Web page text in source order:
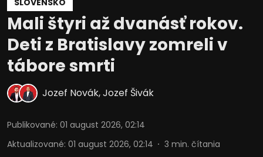
Mali štyri až dvanásť rokov.
Deti z Bratislavy zomreli v
tábore smrti
Jozef Novák,Jozef Šivák
Publikované: 01 august 2026, 02:14
Aktualizované: 01 august 2026, 02:14 3 min. čítania